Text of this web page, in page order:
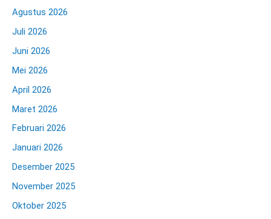
Agustus 2026
Juli 2026
Juni 2026
Mei 2026
April 2026
Maret 2026
Februari 2026
Januari 2026
Desember 2025
November 2025
Oktober 2025